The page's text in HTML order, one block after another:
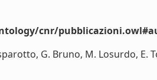
cnr/
G. Bruno, M. Losurdo, E.